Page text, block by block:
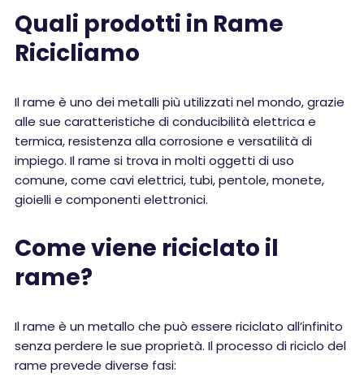
Quali prodotti in Rame
Ricicliamo
Il rame è uno dei metalli più utilizzati nel mondo, grazie
alle sue caratteristiche di conducibilità elettrica e
termica, resistenza alla corrosione e versatilità di
impiego. Il rame si trova in molti oggetti di uso
comune, come cavi elettrici, tubi, pentole, monete,
gioielli e componenti elettronici.
Come viene riciclato il
rame?
Il rame è un metallo che può essere riciclato all’infinito
senza perdere le sue proprietà. Il processo di riciclo del
rame prevede diverse fasi: